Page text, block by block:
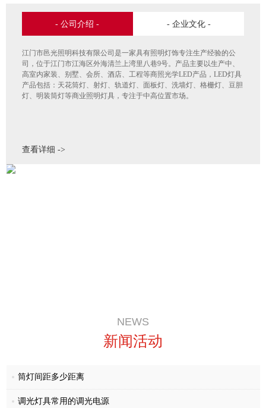
- 公司介绍 - - 企业文化 -
江门市邑光照明科技有限公司是一家具有照明灯饰专注生产经验的公
司，位于江门市江海区外海清兰上湾里八巷9号。产品主要以生产中、
高室内家装、别墅、会所、酒店、工程等商照光学LED产品，LED灯具
产品包括：天花筒灯、射灯、轨道灯、面板灯、洗墙灯、格栅灯、豆胆
灯、明装筒灯等商业照明灯具，专注于中高位置市场。
查看详细 ->
NEWS
新闻活动
筒灯间距多少距离
调光灯具常用的调光电源